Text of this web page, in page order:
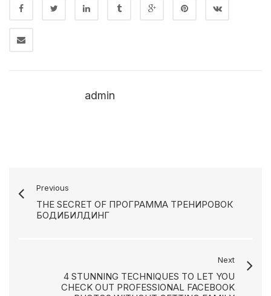
admin
Previous
THE SECRET OF ПРОГРАММА ТРЕНИРОВОК
БОДИБИЛДИНГ
Next
4 STUNNING TECHNIQUES TO LET YOU
CHECK OUT PROFESSIONAL FACEBOOK